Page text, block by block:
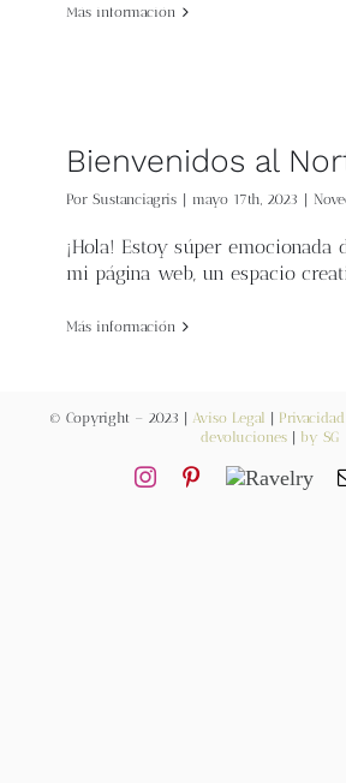
Más información
Bienvenidos al
Por Sustanciagris mayo 17th, 2023
¡Hola! Estoy súper emocionada
mi página web, un espacio
Más información
© Copyright – 2023 | Aviso Legal Privacidad
devoluciones| by SG